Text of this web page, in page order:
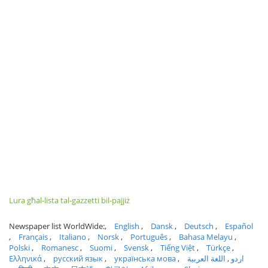
Lura għal-lista tal-gazzetti bil-pajjiż
Newspaper list WorldWide: English Dansk Deutsch
Español
Français
Italiano Norsk Português
Bahasa Melayu
Polski
Romanesc Suomi Svensk Tiếng Việt
Türkçe
Ελληνικά
русский язык українська мова اردو
اللغة العربية